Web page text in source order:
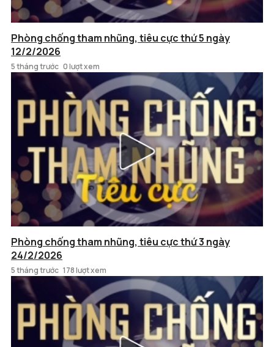
Phòng chống tham nhũng, tiêu cực thứ 5 ngày
12/2/2026
5 tháng trước 0 lượt xem
Phòng chống tham nhũng, tiêu cực thứ 3 ngày
24/2/2026
5 tháng trước 178 lượt xem